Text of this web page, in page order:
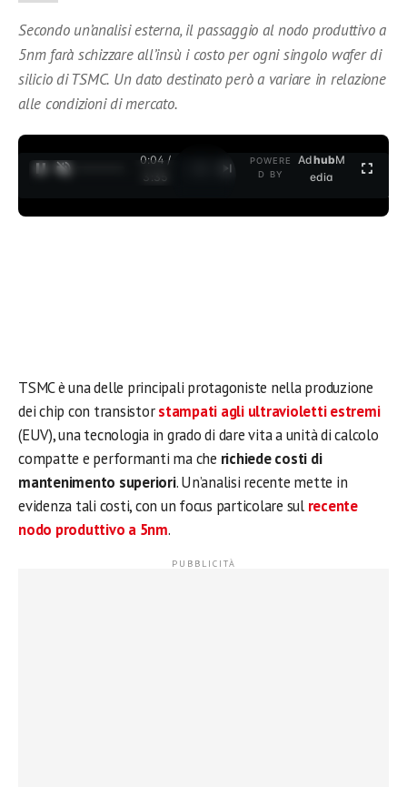
Secondo un’analisi esterna, il passaggio al nodo produttivo a
5nm farà schizzare all’insù i costo per ogni singolo wafer di
silicio di TSMC. Un dato destinato però a variare in relazione
alle condizioni di mercato.
0:04 /
3:35
POWERE
D BY
AdhubM
edia
TSMC è una delle principali protagoniste nella produzione
dei chip con transistorstampati agli ultravioletti estremi
(EUV), una tecnologia in grado di dare vita a unità di calcolo
compatte e performanti ma che richiede costi di
mantenimento superiori. Un’analisi recente mette in
evidenza tali costi, con un focus particolare sul recente
nodo produttivo a 5nm.